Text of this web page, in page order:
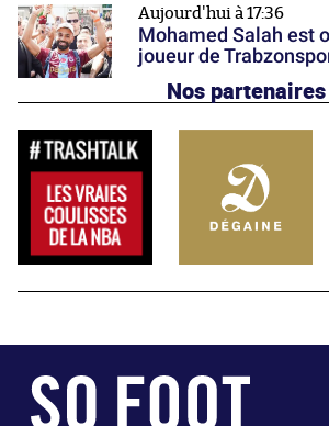
Aujourd'hui à 17:36
Mohamed Salah est
joueur de
Nos partenaires